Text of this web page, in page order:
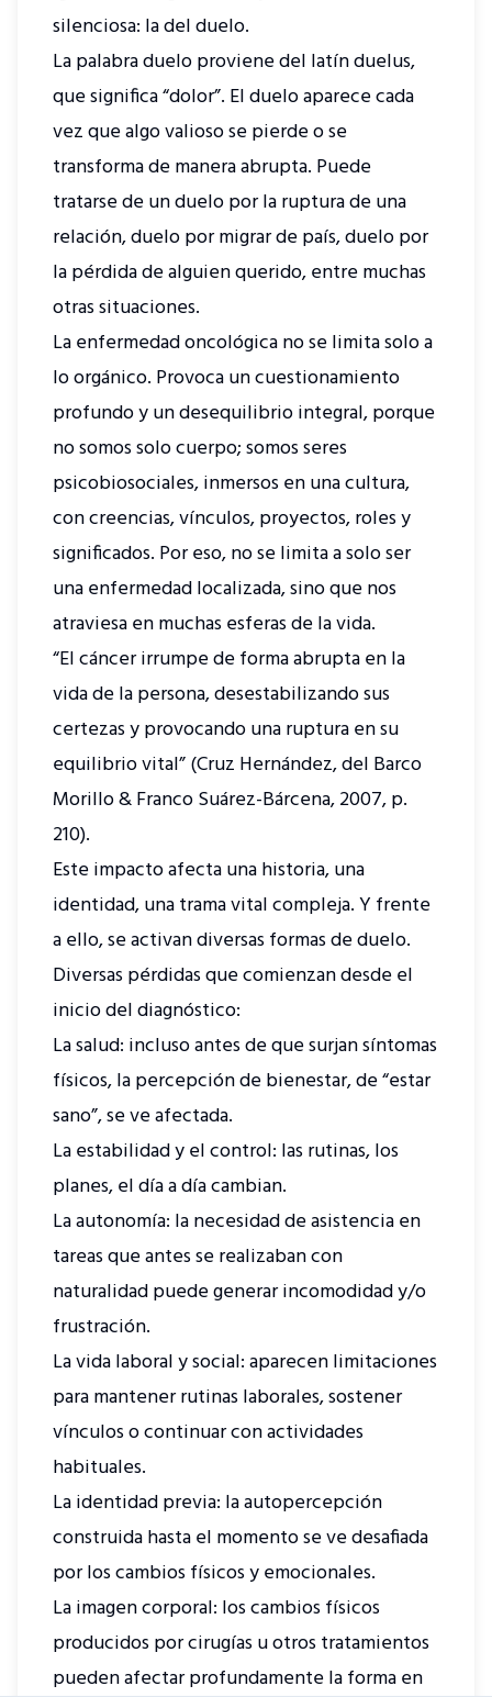
silenciosa: la del duelo.
La palabra duelo proviene del latín duelus,
que significa “dolor”. El duelo aparece cada
vez que algo valioso se pierde o se
transforma de manera abrupta. Puede
tratarse de un duelo por la ruptura de una
relación, duelo por migrar de país, duelo por
la pérdida de alguien querido, entre muchas
otras situaciones.
La enfermedad oncológica no se limita solo a
lo orgánico. Provoca un cuestionamiento
profundo y un desequilibrio integral, porque
no somos solo cuerpo; somos seres
psicobiosociales, inmersos en una cultura,
con creencias, vínculos, proyectos, roles y
significados. Por eso, no se limita a solo ser
una enfermedad localizada, sino que nos
atraviesa en muchas esferas de la vida.
“El cáncer irrumpe de forma abrupta en la
vida de la persona, desestabilizando sus
certezas y provocando una ruptura en su
equilibrio vital” (Cruz Hernández, del Barco
Morillo & Franco Suárez-Bárcena, 2007, p.
210).
Este impacto afecta una historia, una
identidad, una trama vital compleja. Y frente
a ello, se activan diversas formas de duelo.
Diversas pérdidas que comienzan desde el
inicio del diagnóstico:
La salud: incluso antes de que surjan síntomas
físicos, la percepción de bienestar, de “estar
sano”, se ve afectada.
La estabilidad y el control: las rutinas, los
planes, el día a día cambian.
La autonomía: la necesidad de asistencia en
tareas que antes se realizaban con
naturalidad puede generar incomodidad y/o
frustración.
La vida laboral y social: aparecen limitaciones
para mantener rutinas laborales, sostener
vínculos o continuar con actividades
habituales.
La identidad previa: la autopercepción
construida hasta el momento se ve desafiada
por los cambios físicos y emocionales.
La imagen corporal: los cambios físicos
producidos por cirugías u otros tratamientos
pueden afectar profundamente la forma en